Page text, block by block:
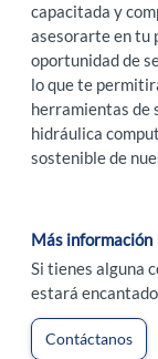
capacitada y
asesorarte en tu
oportunidad de
lo que te
herramientas de
hidráulica
sostenible de
Más información
Si tienes alguna
estará
Contáctanos